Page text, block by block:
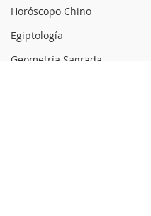
Horóscopo Chino
Egiptología
Geometría Sagrada